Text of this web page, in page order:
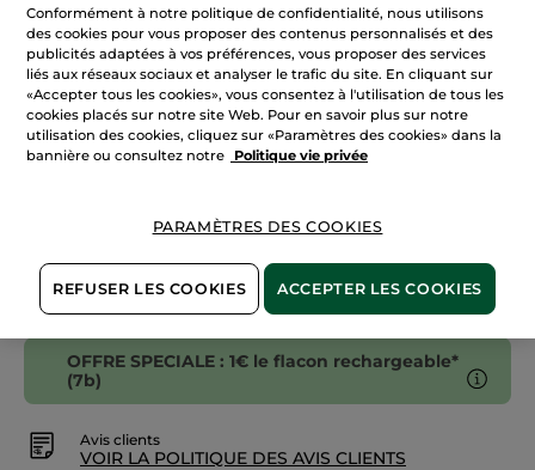
Recharge
Douche
MonoïAJOUTER AU PANIER
Livraison à partir du12/08
Satisfait ou remboursé
Conditions générales de vente
VOIR LES CONDITIONS GÉNÉRALES ICI
OFFRE SPECIALE : 1€ le flacon rechargeable*
(7b)
Avis clients
VOIR LA POLITIQUE DES AVIS CLIENTS
Conformément à notre politique de confidentialité, nous utilisons
des cookies pour vous proposer des contenus personnalisés et des
publicités adaptées à vos préférences, vous proposer des services
liés aux réseaux sociaux et analyser le trafic du site. En cliquant sur
«Accepter tous les cookies», vous consentez à l'utilisation de tous les
cookies placés sur notre site Web. Pour en savoir plus sur notre
utilisation des cookies, cliquez sur «Paramètres des cookies» dans la
bannière ou consultez notre
Politique vie privée
PARAMÈTRES DES COOKIES
REFUSER LES COOKIES ACCEPTER LES COOKIES